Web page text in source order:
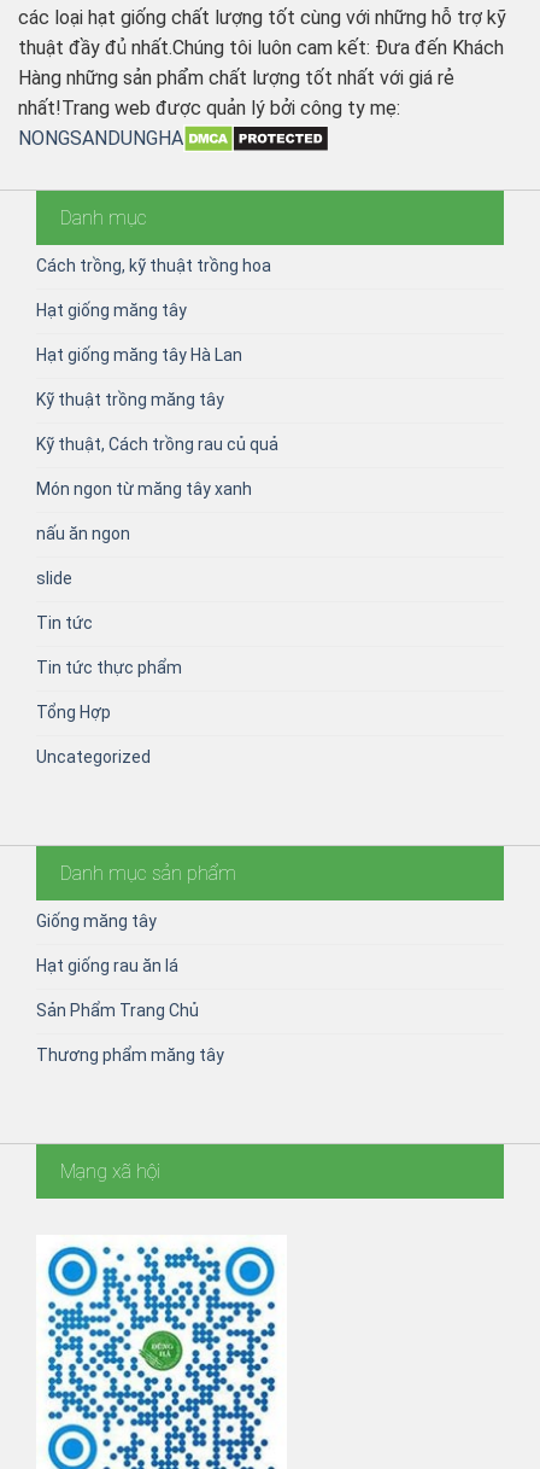
các loại hạt giống chất lượng tốt cùng với những hỗ trợ kỹ
thuật đầy đủ nhất.Chúng tôi luôn cam kết: Đưa đến Khách
Hàng những sản phẩm chất lượng tốt nhất với giá rẻ
nhất!Trang web được quản lý bởi công ty mẹ:
NONGSANDUNGHA
Danh mục
Cách trồng, kỹ thuật trồng hoa
Hạt giống măng tây
Hạt giống măng tây Hà Lan
Kỹ thuật trồng măng tây
Kỹ thuật, Cách trồng rau củ quả
Món ngon từ măng tây xanh
nấu ăn ngon
slide
Tin tức
Tin tức thực phẩm
Tổng Hợp
Uncategorized
Danh mục sản phẩm
Giống măng tây
Hạt giống rau ăn lá
Sản Phẩm Trang Chủ
Thương phẩm măng tây
Mạng xã hội